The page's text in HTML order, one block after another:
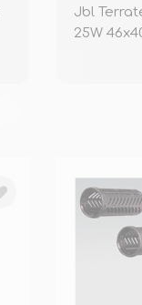
Jbl
25W